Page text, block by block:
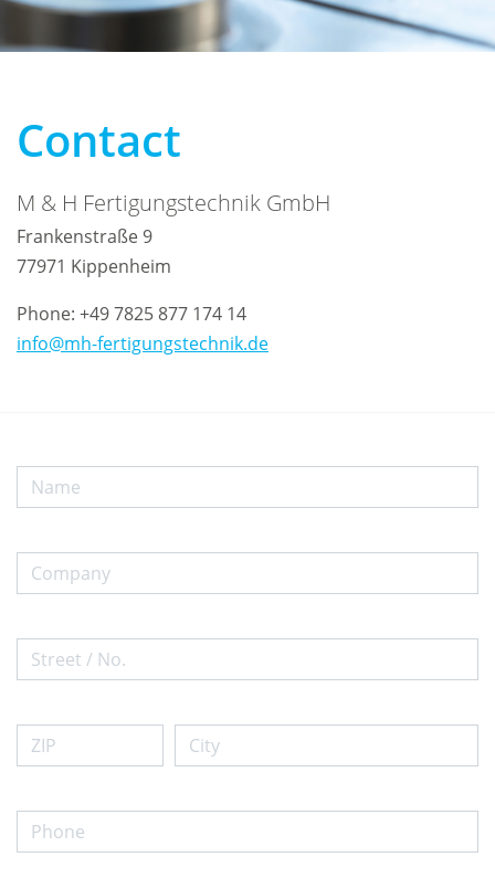
Contact
M & H Fertigungstechnik GmbH
Frankenstraße 9
77971 Kippenheim
Phone: +49 7825 877 174 14
info@mh-fertigungstechnik.de